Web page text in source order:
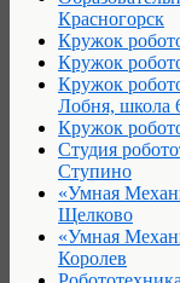
Красногорск
Кружок
Кружок
Кружок
Лобня, школа
Кружок
Студия
Ступино
«Умная
Щелково
«Умная
Королев